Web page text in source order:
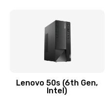
Замена
Lenovo 50s (6th Gen,
Intel)